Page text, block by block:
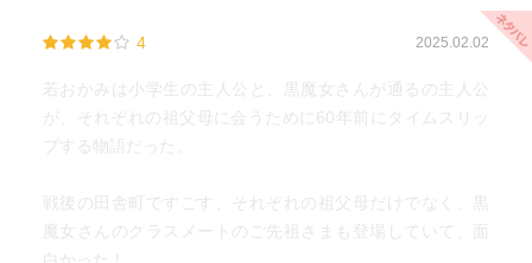
4 2025.02.02
若おかみは小学生の主人公と、黒魔女さんが通るの主人公
が、それぞれの祖父母に会うために60年前にタイムスリッ
プする物語だった。
戦後の田舎町ですごす、それぞれの祖父母だけでなく、黒
魔女さんのクラスメートのご先祖さまも登場していて、面